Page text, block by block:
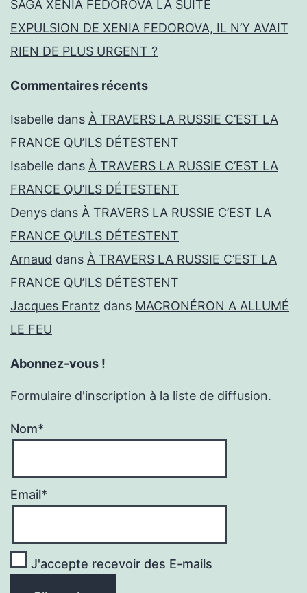
SAGA XENIA FEDOROVA LA SUITE
EXPULSION DE XENIA FEDOROVA, IL N’Y AVAIT
RIEN DE PLUS URGENT ?
Commentaires récents
Isabelle dans À TRAVERS LA RUSSIE C’EST LA
FRANCE QU’ILS DÉTESTENT
Isabelle dans À TRAVERS LA RUSSIE C’EST LA
FRANCE QU’ILS DÉTESTENT
Denys dans À TRAVERS LA RUSSIE C’EST LA
FRANCE QU’ILS DÉTESTENT
Arnaud dans À TRAVERS LA RUSSIE C’EST LA
FRANCE QU’ILS DÉTESTENT
Jacques Frantz dans MACRONÉRON A ALLUMÉ
LE FEU
Abonnez-vous !
Formulaire d'inscription à la liste de diffusion.
Nom*
Email*
J'accepte recevoir des E-mails